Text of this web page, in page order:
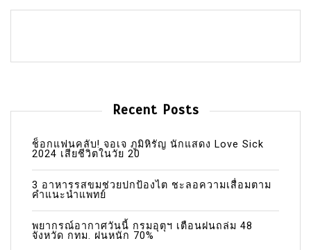
Recent Posts
ช็อกแฟนคลับ! จอเจ ภูมิหิรัญ นักแสดง Love Sick
2024 เสียชีวิตในวัย 20
3 อาหารรสขมช่วยปกป้องไต ชะลอความเสื่อมตาม
คำแนะนำแพทย์
พยากรณ์อากาศวันนี้ กรมอุตุฯ เตือนฝนถล่ม 48
จังหวัด กทม. ฝนหนัก 70%